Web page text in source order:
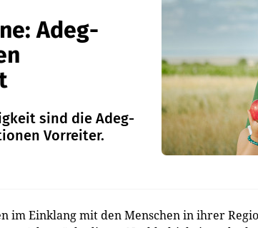
Adeg-
sind die Adeg-
Vorreiter.
im Einklang mit den Menschen in ihrer